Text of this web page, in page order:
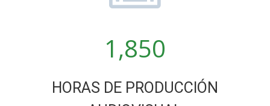
1,850
HORAS DE PRODUCCIÓN